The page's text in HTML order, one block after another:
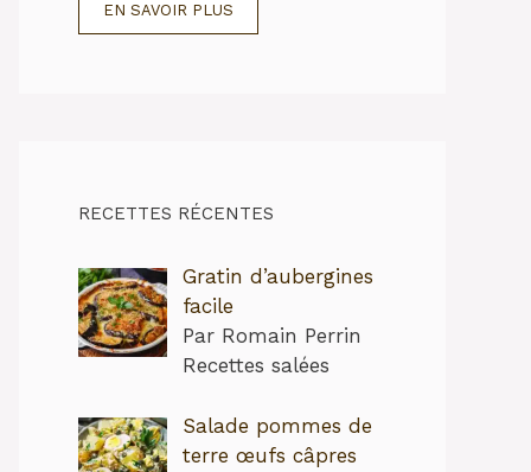
EN SAVOIR PLUS
RECETTES RÉCENTES
Gratin d’aubergines
facile
Par Romain Perrin
Recettes salées
Salade pommes de
terre œufs câpres